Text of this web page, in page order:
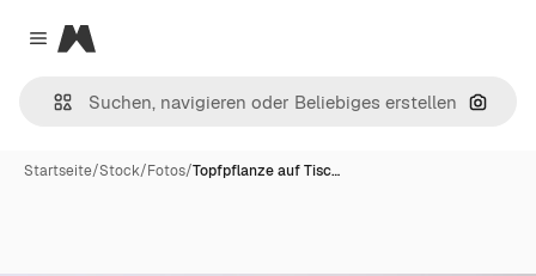
Close menu
Magnific
Nach
Startseite/Stock/Fotos/Topfpflanze auf Tisc…